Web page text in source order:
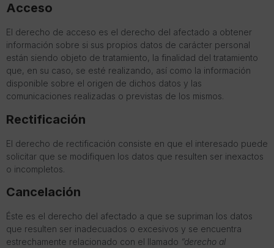
Acceso
El derecho de acceso es el derecho del afectado a obtener
información sobre si sus propios datos de carácter personal
están siendo objeto de tratamiento, la finalidad del tratamiento
que, en su caso, se esté realizando, así como la información
disponible sobre el origen de dichos datos y las
comunicaciones realizadas o previstas de los mismos.
Rectificación
El derecho de rectificación consiste en que el interesado puede
solicitar que se modifiquen los datos que resulten ser inexactos
o incompletos.
Cancelación
Éste es el derecho del afectado a que se supriman los datos
que resulten ser inadecuados o excesivos y se encuentra
estrechamente relacionado con el llamado “derecho al